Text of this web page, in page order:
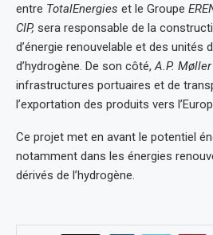
entre TotalEnergies et le Groupe
CIP, sera responsable de la
d’énergie renouvelable et des unités
d’hydrogène. De son côté,A.P.
infrastructures portuaires et de
l’exportation des produits vers
Ce projet met en avant le potentiel
notamment dans les énergies
dérivés de l’hydrogène.